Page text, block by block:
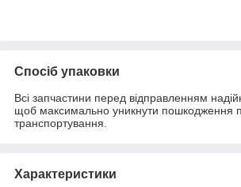
Спосіб упаковки
Всі запчастини перед відправленням
щоб максимально уникнути пошкодження
транспортування.
Характеристики